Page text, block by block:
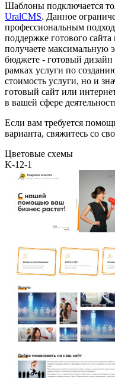
Шаблоны подключается
UralCMS. Данное
профессиональным
поддержке готового
получаете максимальную
бюджете - готовый дизайн
рамках услуги по
стоимость услуги, но и
готовый сайт или
в вашей сфере
Если вам требуется
варианта, свяжитесь со
Цветовые схемы
K-12-1